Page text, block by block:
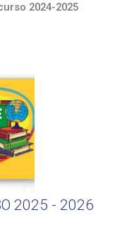
2024-2025
2025 - 2026